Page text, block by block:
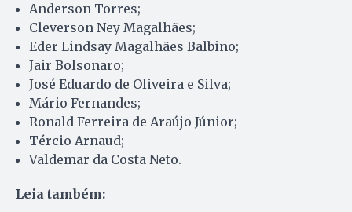
Anderson Torres;
Cleverson Ney Magalhães;
Eder Lindsay Magalhães Balbino;
Jair Bolsonaro;
José Eduardo de Oliveira e Silva;
Mário Fernandes;
Ronald Ferreira de Araújo Júnior;
Tércio Arnaud;
Valdemar da Costa Neto.
Leia também: